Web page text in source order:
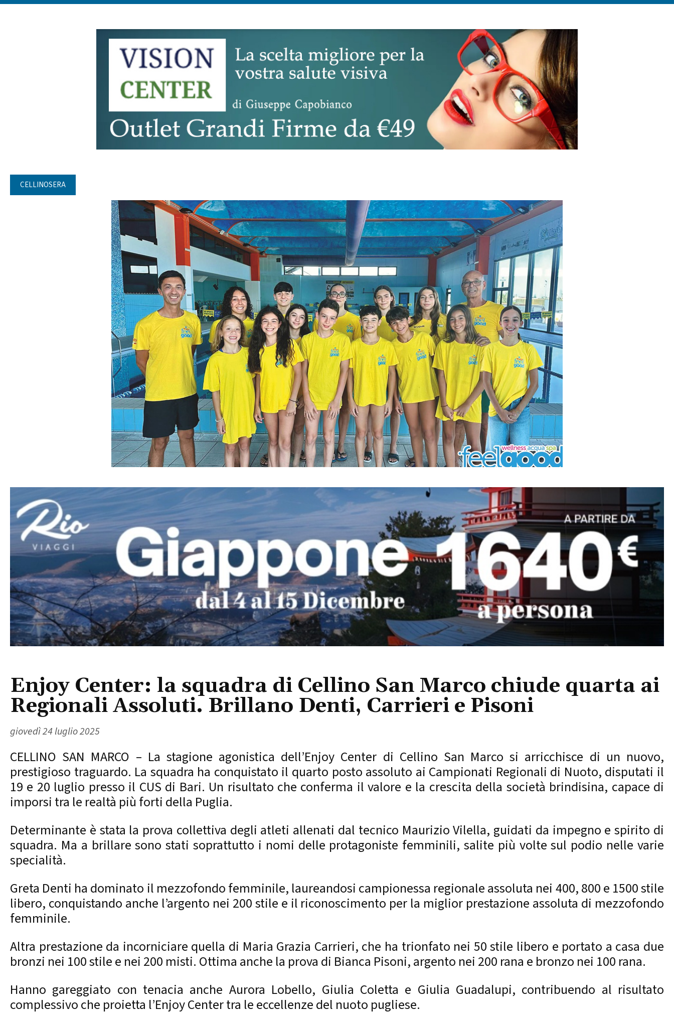
CELLINOSERA
Enjoy Center: la squadra di Cellino San Marco chiude quarta ai
Regionali Assoluti. Brillano Denti, Carrieri e Pisoni
giovedì 24 luglio 2025
CELLINO SAN MARCO – La stagione agonistica dell’Enjoy Center di Cellino San Marco si arricchisce di un nuovo,
prestigioso traguardo. La squadra ha conquistato il quarto posto assoluto ai Campionati Regionali di Nuoto, disputati il
19 e 20 luglio presso il CUS di Bari. Un risultato che conferma il valore e la crescita della società brindisina, capace di
imporsi tra le realtà più forti della Puglia.
Determinante è stata la prova collettiva degli atleti allenati dal tecnico Maurizio Vilella, guidati da impegno e spirito di
squadra. Ma a brillare sono stati soprattutto i nomi delle protagoniste femminili, salite più volte sul podio nelle varie
specialità.
Greta Denti ha dominato il mezzofondo femminile, laureandosi campionessa regionale assoluta nei 400, 800 e 1500 stile
libero, conquistando anche l’argento nei 200 stile e il riconoscimento per la miglior prestazione assoluta di mezzofondo
femminile.
Altra prestazione da incorniciare quella di Maria Grazia Carrieri, che ha trionfato nei 50 stile libero e portato a casa due
bronzi nei 100 stile e nei 200 misti. Ottima anche la prova di Bianca Pisoni, argento nei 200 rana e bronzo nei 100 rana.
Hanno gareggiato con tenacia anche Aurora Lobello, Giulia Coletta e Giulia Guadalupi, contribuendo al risultato
complessivo che proietta l’Enjoy Center tra le eccellenze del nuoto pugliese.